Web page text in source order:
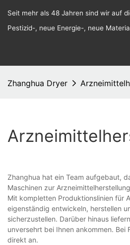
Seit mehr als 48 Jahren sind wir auf
Pestizid-, neue Energie-, neue
Zhanghua Dryer
Zhanghua hat ein Team aufgebaut,
Maschinen zur
Mit kompletten Produktionslinien für
eigenständig entwickeln, herstellen
sicherzustellen. Darüber hinaus
unversehrt bei Ihnen ankommen.
direkt an.